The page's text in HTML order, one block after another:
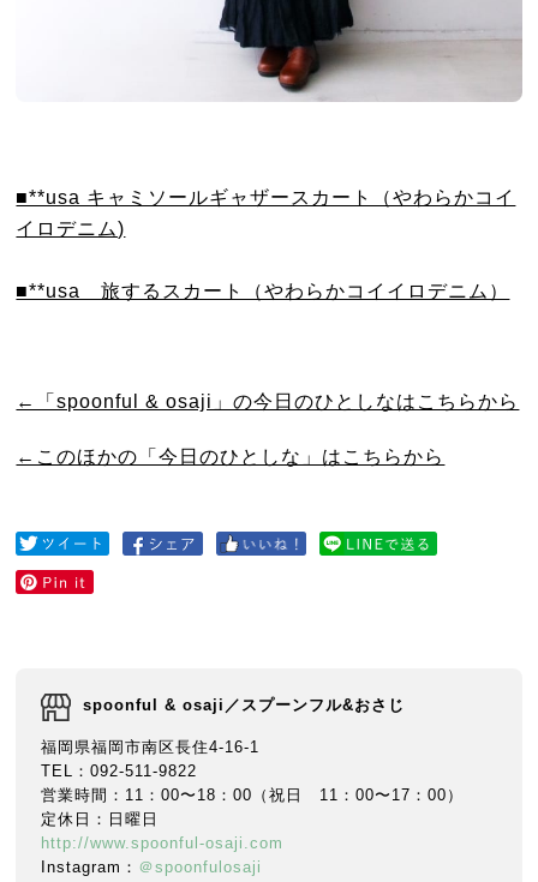
■**usa キャミソールギャザースカート（やわらかコイ
イロデニム)
■**usa 旅するスカート（やわらかコイイロデニム）
←「spoonful & osaji」の今日のひとしなはこちらから
←このほかの「今日のひとしな」はこちらから
spoonful & osaji／スプーンフル&おさじ
福岡県福岡市南区長住4-16-1
TEL：092-511-9822
営業時間：11：00〜18：00（祝日 11：00〜17：00）
定休日：日曜日
http://www.spoonful-osaji.com
Instagram： ＠spoonfulosaji